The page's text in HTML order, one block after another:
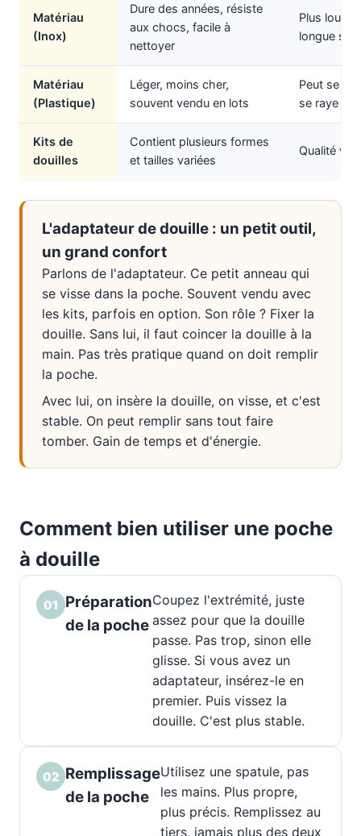
Matériau
(Inox)
Dure des années, résiste
aux chocs, facile à
nettoyer
Plus lourd,
longue
Matériau
(Plastique)
Léger, moins cher,
souvent vendu en lots
Peut se
se raye
Kits de
douilles
Contient plusieurs formes
et tailles variées
Qualité
L'adaptateur de douille : un petit outil,
un grand confort
Parlons de l'adaptateur. Ce petit anneau qui
se visse dans la poche. Souvent vendu avec
les kits, parfois en option. Son rôle ? Fixer la
douille. Sans lui, il faut coincer la douille à la
main. Pas très pratique quand on doit remplir
la poche.
Avec lui, on insère la douille, on visse, et c'est
stable. On peut remplir sans tout faire
tomber. Gain de temps et d'énergie.
Comment bien utiliser une poche
à douille
01 Préparation
de la poche
Coupez l'extrémité, juste
assez pour que la douille
passe. Pas trop, sinon elle
glisse. Si vous avez un
adaptateur, insérez-le en
premier. Puis vissez la
douille. C'est plus stable.
02 Remplissage
de la poche
Utilisez une spatule, pas
les mains. Plus propre,
plus précis. Remplissez au
tiers, jamais plus des deux